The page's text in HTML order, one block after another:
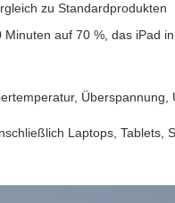
zu Standardprodukten
auf 70 %, das iPad
Laptops, Tablets,